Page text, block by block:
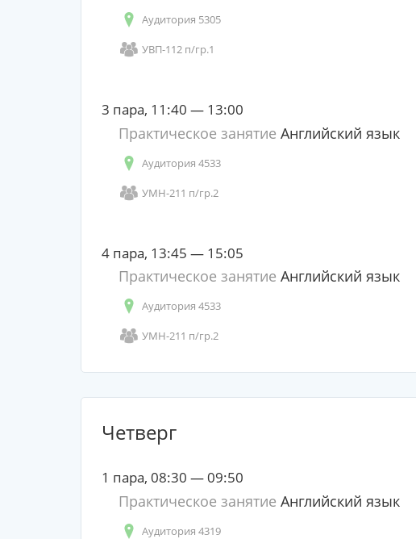
Аудитория 5305
УВП-112 п/гр.1
3 пара, 11:40 — 13:00
Практическое занятие Английский язык
Аудитория 4533
УМН-211 п/гр.2
4 пара, 13:45 — 15:05
Практическое занятие Английский язык
Аудитория 4533
УМН-211 п/гр.2
Четверг
1 пара, 08:30 — 09:50
Практическое занятие Английский язык
Аудитория 4319